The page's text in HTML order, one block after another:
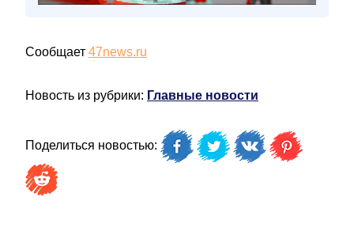
Сообщает 47news.ru
Новость из рубрики: Главные новости
Поделиться новостью: